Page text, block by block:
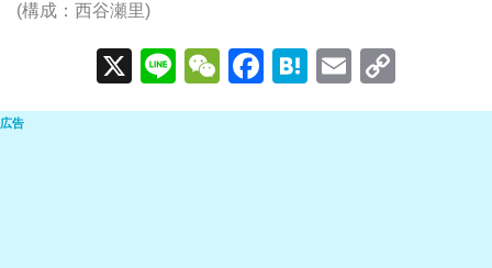
(構成：西谷瀬里)
X
Li
n
W
e
F
a
H
at
E
m o